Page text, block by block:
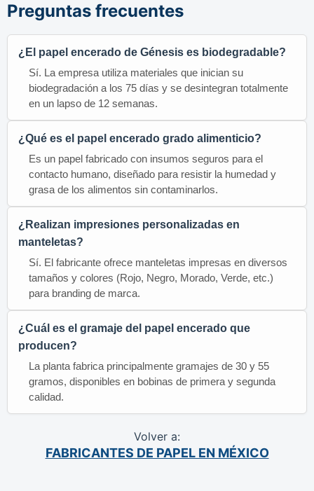
Preguntas frecuentes
¿El papel encerado de Génesis es biodegradable?
Sí. La empresa utiliza materiales que inician su
biodegradación a los 75 días y se desintegran totalmente
en un lapso de 12 semanas.
¿Qué es el papel encerado grado alimenticio?
Es un papel fabricado con insumos seguros para el
contacto humano, diseñado para resistir la humedad y
grasa de los alimentos sin contaminarlos.
¿Realizan impresiones personalizadas en
manteletas?
Sí. El fabricante ofrece manteletas impresas en diversos
tamaños y colores (Rojo, Negro, Morado, Verde, etc.)
para branding de marca.
¿Cuál es el gramaje del papel encerado que
producen?
La planta fabrica principalmente gramajes de 30 y 55
gramos, disponibles en bobinas de primera y segunda
calidad.
Volver a:
FABRICANTES DE PAPEL EN MÉXICO